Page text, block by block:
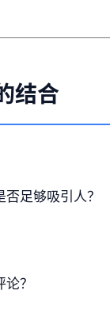
结合
足够吸引人？
？